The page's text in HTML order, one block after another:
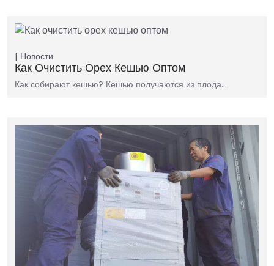
Новости
Как Очистить Орех Кешью Оптом
Как собирают кешью? Кешью получаются из плода…